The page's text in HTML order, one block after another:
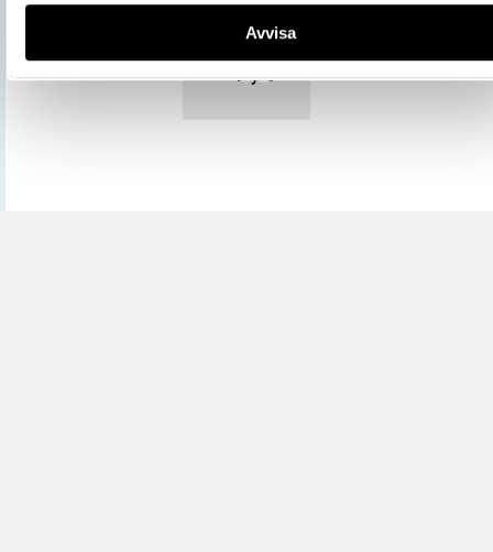
Avvisa